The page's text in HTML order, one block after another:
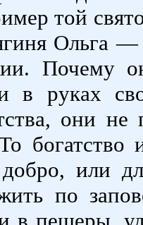
той
Ольга
Почему
в руках
они не
богатство
или
по